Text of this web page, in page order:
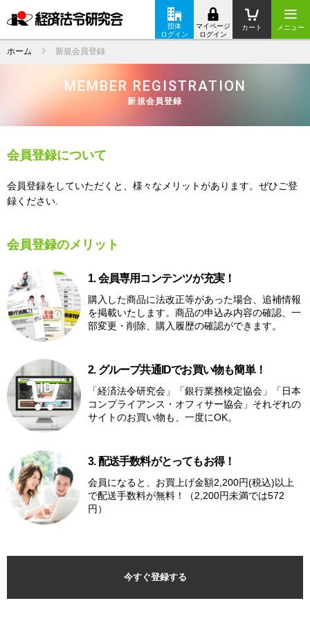
メニュー
カート
マイページ
ログイン
団体
ログイン
ホーム 新規会員登録
MEMBER REGISTRATION
新規会員登録
会員登録について
会員登録をしていただくと、様々なメリットがあります。ぜひご登
録ください.
会員登録のメリット
1. 会員専用コンテンツが充実！
購入した商品に法改正等があった場合、追補情報
を掲載いたします。商品の申込み内容の確認、一
部変更・削除、購入履歴の確認ができます。
2. グループ共通IDでお買い物も簡単！
「経済法令研究会」「銀行業務検定協会」「日本
コンプライアンス・オフィサー協会」それぞれの
サイトのお買い物も、一度にOK。
3. 配送手数料がとってもお得！
会員になると、お買上げ金額2,200円(税込)以上
で配送手数料が無料！（2,200円未満では572
円）
今すぐ登録する